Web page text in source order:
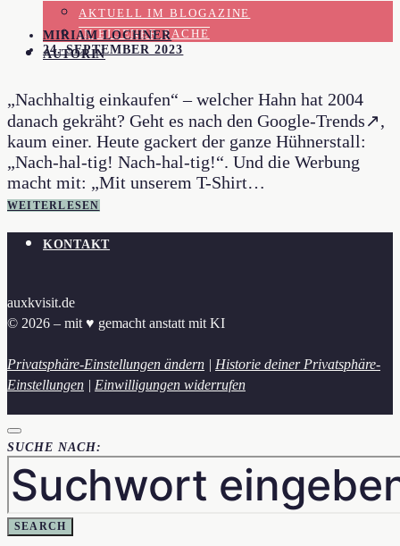
AKTUELL IM BLOGAZINE
IN EIGENER SACHE
AUTORIN
MIRIAM LOCHNER
24. SEPTEMBER 2023
„Nachhaltig einkaufen“ – welcher Hahn hat 2004
danach gekräht? Geht es nach den Google-Trends↗,
kaum einer. Heute gackert der ganze Hühnerstall:
„Nach-hal-tig! Nach-hal-tig!“. Und die Werbung
macht mit: „Mit unserem T-Shirt…
WEITERLESEN
KONTAKT
auxkvisit.de
© 2026 – mit ♥︎ gemacht anstatt mit KI
Privatsphäre-Einstellungen ändern | Historie deiner Privatsphäre-
Einstellungen | Einwilligungen widerrufen
SUCHE NACH:
SEARCH